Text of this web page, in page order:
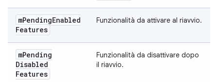
mPendingEnabled
Features
Funzionalità da attivare al riavvio.
mPending
Disabled
Features
Funzionalità da disattivare dopo
il riavvio.